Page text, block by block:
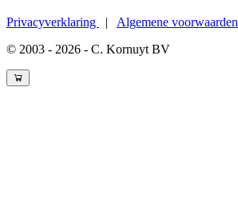
Privacyverklaring | Algemene voorwaarden
© 2003 - 2026 - C. Kornuyt BV